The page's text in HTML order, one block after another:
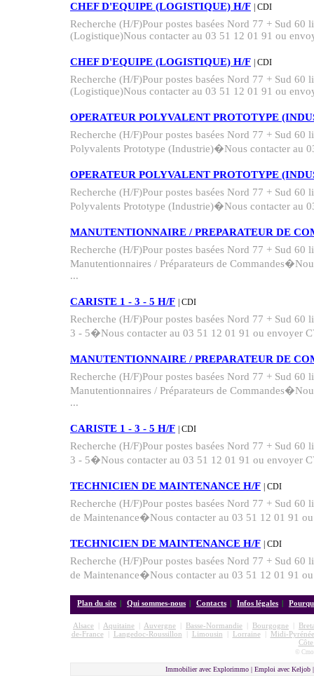
CHEF D'EQUIPE (LOGISTIQUE) H/F | CDI
Recherche (H/F)Pour postes basées Nord 77 + Sud
(Logistique)Nous contacter au 03 51 12 01 91 ou
CHEF D'EQUIPE (LOGISTIQUE) H/F | CDI
Recherche (H/F)Pour postes basées Nord 77 + Sud
(Logistique)Nous contacter au 03 51 12 01 91 ou
OPERATEUR POLYVALENT PROTOTYPE
Recherche (H/F)Pour postes basées Nord 77 + Sud
Polyvalents Prototype (Industrie)�Nous contacter au
OPERATEUR POLYVALENT PROTOTYPE
Recherche (H/F)Pour postes basées Nord 77 + Sud
Polyvalents Prototype (Industrie)�Nous contacter au
MANUTENTIONNAIRE / PREPARATEUR DE
Recherche (H/F)Pour postes basées Nord 77 + Sud
Manutentionnaires / Préparateurs de
...
CARISTE 1 - 3 - 5 H/F | CDI
Recherche (H/F)Pour postes basées Nord 77 + Sud
3 - 5�Nous contacter au 03 51 12 01 91 ou envoyer
MANUTENTIONNAIRE / PREPARATEUR DE
Recherche (H/F)Pour postes basées Nord 77 + Sud
Manutentionnaires / Préparateurs de
...
CARISTE 1 - 3 - 5 H/F | CDI
Recherche (H/F)Pour postes basées Nord 77 + Sud
3 - 5�Nous contacter au 03 51 12 01 91 ou envoyer
TECHNICIEN DE MAINTENANCE H/F | CDI
Recherche (H/F)Pour postes basées Nord 77 + Sud
de Maintenance�Nous contacter au 03 51 12 01 91
TECHNICIEN DE MAINTENANCE H/F | CDI
Recherche (H/F)Pour postes basées Nord 77 + Sud
de Maintenance�Nous contacter au 03 51 12 01 91
Plan du site | Qui sommes-nous | Contacts | Infos légales |
Alsace Aquitaine Auvergne Basse-Normandie Bourgogne
de-France| Langedoc-Roussillon Limousin Lorraine|
Midi-
©
Immobilier avec Explorimmo | Emploi avec Keljob